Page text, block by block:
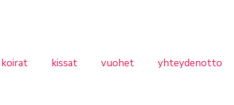
koirat kissat vuohet yhteydenotto